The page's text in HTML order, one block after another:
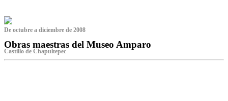
De octubre a diciembre de 2008
Obras maestras del Museo Amparo
Castillo de Chapultepec